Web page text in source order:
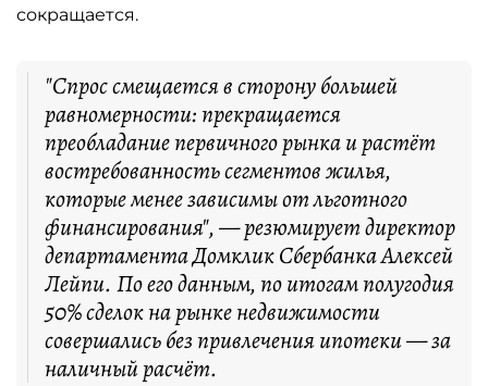
сокращается.
"Спрос смещается в сторону большей
равномерности: прекращается
преобладание первичного рынка и растёт
востребованность сегментов жилья,
которые менее зависимы от льготного
финансирования", — резюмирует директор
департамента Домклик Сбербанка Алексей
Лейпи. По его данным, по итогам полугодия
50% сделок на рынке недвижимости
совершались без привлечения ипотеки — за
наличный расчёт.